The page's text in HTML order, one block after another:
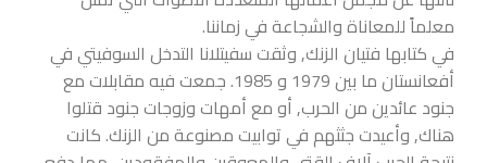
معلماً للمعاناة والشجاعة في زماننا.
في كتابها فتيان الزنك, وثقت سفيتلانا التدخل السوفيتي في
أفعانستان ما بين 1979 و 1985. جمعت فيه مقابلات مع
جنود عائدين من الحرب, أو مع أمهات وزوجات جنود قتلوا
هناك, وأعيدت جثثهم في توابيت مصنوعة من الزنك. كانت